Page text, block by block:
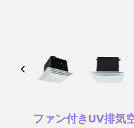
ファン付きUV排気